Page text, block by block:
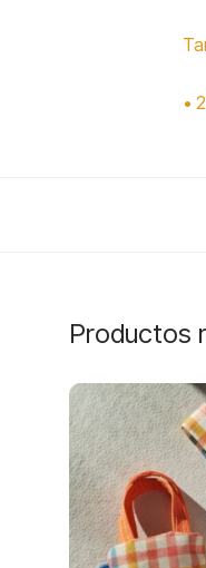
•
Productos